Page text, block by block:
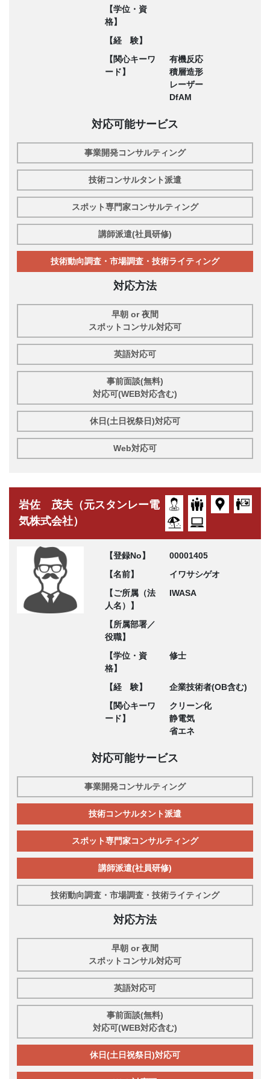
【学位・資
格】
【経 験】
【関心キーワ
ード】
有機反応
積層造形
レーザー
DfAM
対応可能サービス
事業開発コンサルティング
技術コンサルタント派遣
スポット専門家コンサルティング
講師派遣(社員研修)
技術動向調査・市場調査・技術ライティング
対応方法
早朝 or 夜間
スポットコンサル対応可
英語対応可
事前面談(無料)
対応可(WEB対応含む)
休日(土日祝祭日)対応可
Web対応可
岩佐 茂夫（元スタンレー電
気株式会社）
【登録No】
00001405
【名前】
イワサシゲオ
【ご所属（法
人名）】
IWASA
【所属部署／
役職】
【学位・資
格】
修士
【経 験】
企業技術者(OB含む)
【関心キーワ
ード】
クリーン化
静電気
省エネ
対応可能サービス
事業開発コンサルティング
技術コンサルタント派遣
スポット専門家コンサルティング
講師派遣(社員研修)
技術動向調査・市場調査・技術ライティング
対応方法
早朝 or 夜間
スポットコンサル対応可
英語対応可
事前面談(無料)
対応可(WEB対応含む)
休日(土日祝祭日)対応可